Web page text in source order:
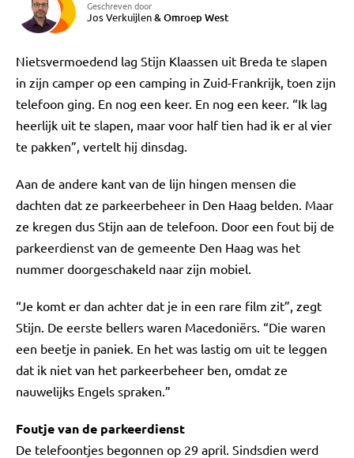
Geschreven door
Jos Verkuijlen&Omroep West
Nietsvermoedend lag Stijn Klaassen uit Breda te slapen
in zijn camper op een camping in Zuid-Frankrijk, toen zijn
telefoon ging. En nog een keer. En nog een keer. “Ik lag
heerlijk uit te slapen, maar voor half tien had ik er al vier
te pakken”, vertelt hij dinsdag.
Aan de andere kant van de lijn hingen mensen die
dachten dat ze parkeerbeheer in Den Haag belden. Maar
ze kregen dus Stijn aan de telefoon. Door een fout bij de
parkeerdienst van de gemeente Den Haag was het
nummer doorgeschakeld naar zijn mobiel.
“Je komt er dan achter dat je in een rare film zit”, zegt
Stijn. De eerste bellers waren Macedoniërs. “Die waren
een beetje in paniek. En het was lastig om uit te leggen
dat ik niet van het parkeerbeheer ben, omdat ze
nauwelijks Engels spraken.”
Foutje van de parkeerdienst
De telefoontjes begonnen op 29 april. Sindsdien werd